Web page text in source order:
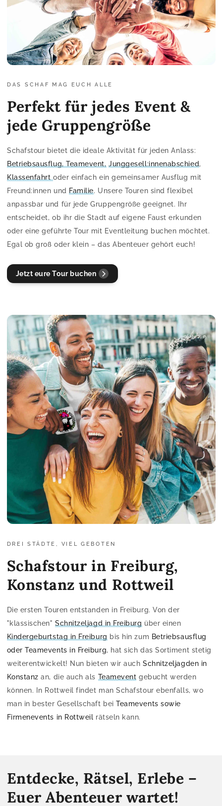
DAS SCHAF MAG EUCH ALLE
Perfekt für jedes Event &
jede Gruppengröße
Schafstour bietet die ideale Aktivität für jeden Anlass:
Betriebsausflug, Teamevent, Junggesell:innenabschied,
Klassenfahrt oder einfach ein gemeinsamer Ausflug mit
Freund:innen und Familie. Unsere Touren sind flexibel
anpassbar und für jede Gruppengröße geeignet. Ihr
entscheidet, ob ihr die Stadt auf eigene Faust erkunden
oder eine geführte Tour mit Eventleitung buchen möchtet.
Egal ob groß oder klein – das Abenteuer gehört euch!
Jetzt eure Tour buchen
DREI STÄDTE, VIEL GEBOTEN
Schafstour in Freiburg,
Konstanz und Rottweil
Die ersten Touren entstanden in Freiburg. Von der
"klassischen"Schnitzeljagd in Freiburg über einen
Kindergeburtstag in Freiburg bis hin zum Betriebsausflug
oder Teamevents in Freiburg, hat sich das Sortiment stetig
weiterentwickelt! Nun bieten wir auchSchnitzeljagden in
Konstanz an, die auch als Teamevent gebucht werden
können. In Rottweil findet man Schafstour ebenfalls, wo
man in bester Gesellschaft beiTeamevents sowie
Firmenevents in Rottweil rätseln kann.
Entdecke, Rätsel, Erlebe –
Euer Abenteuer wartet!